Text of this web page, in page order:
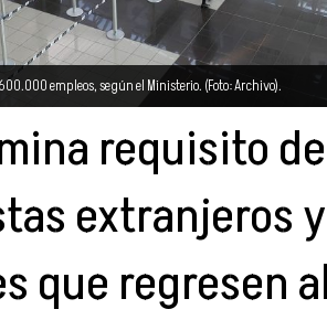
empleos, según el Ministerio. (Foto: Archivo).
requisito
extranjeros y
que regresen